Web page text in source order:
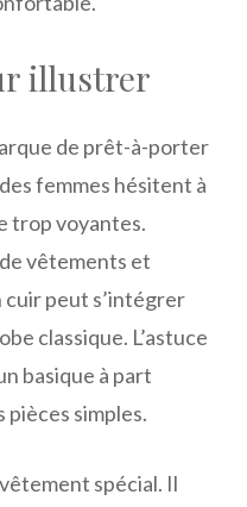
illustrer
de prêt-à-porter
femmes hésitent à
trop voyantes.
vêtements et
cuir peut s’intégrer
classique. L’astuce
basique à part
simples.
spécial. Il